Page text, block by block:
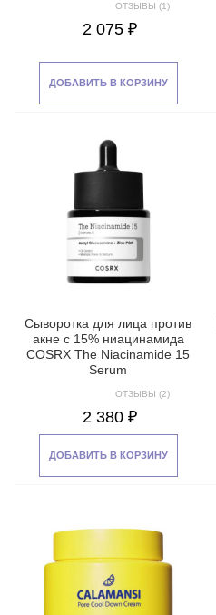
ОТЗЫВЫ (1)
2 075 ₽
ДОБАВИТЬ В КОРЗИНУ
Сыворотка для лица против
акне с 15% ниацинамида
COSRX The Niacinamide 15
Serum
ОТЗЫВЫ (2)
2 380 ₽
ДОБАВИТЬ В КОРЗИНУ